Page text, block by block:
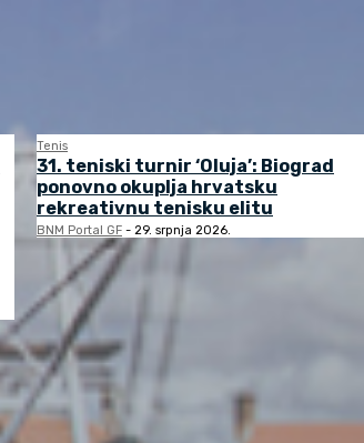
Tenis
31. teniski turnir ‘Oluja’: Biograd
ponovno okuplja hrvatsku
rekreativnu tenisku elitu
BNM Portal GF - 29. srpnja 2026.